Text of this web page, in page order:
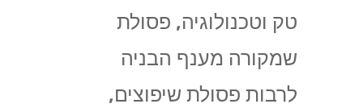
טק וטכנולוגיה, פסולת
שמקורה מענף הבניה
לרבות פסולת שיפוצים,